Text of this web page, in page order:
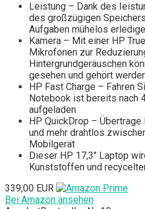
Leistung – Dank des
des großzügigen
Aufgaben mühelos
Kamera – Mit einer HP
Mikrofonen zur
Hintergrundgeräuschen
gesehen und gehört
HP Fast Charge – Fahren
Notebook ist bereits nach
aufgeladen
HP QuickDrop –
und mehr drahtlos
Mobilgerät
Dieser HP 17,3" Laptop
Kunststoffen und
339,00 EUR
Bei Amazon ansehen